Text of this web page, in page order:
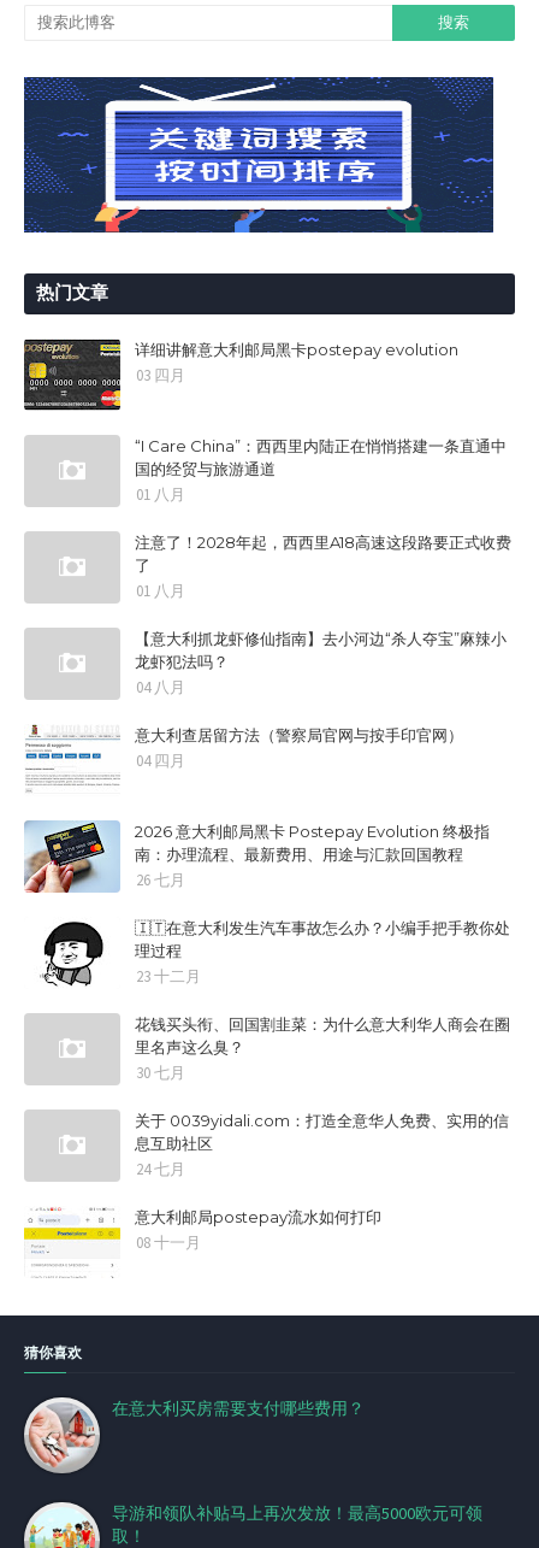
热门文章
详细讲解意大利邮局黑卡postepay evolution
03 四月
“I Care China”：西西里内陆正在悄悄搭建一条直通中
国的经贸与旅游通道
01 八月
注意了！2028年起，西西里A18高速这段路要正式收费
了
01 八月
【意大利抓龙虾修仙指南】去小河边“杀人夺宝”麻辣小
龙虾犯法吗？
04 八月
意大利查居留方法（警察局官网与按手印官网）
04 四月
2026 意大利邮局黑卡 Postepay Evolution 终极指
南：办理流程、最新费用、用途与汇款回国教程
26 七月
🇮🇹在意大利发生汽车事故怎么办？小编手把手教你处
理过程
23 十二月
花钱买头衔、回国割韭菜：为什么意大利华人商会在圈
里名声这么臭？
30 七月
关于 0039yidali.com：打造全意华人免费、实用的信
息互助社区
24 七月
意大利邮局postepay流水如何打印
08 十一月
猜你喜欢
在意大利买房需要支付哪些费用？
导游和领队补贴马上再次发放！最高5000欧元可领
取！